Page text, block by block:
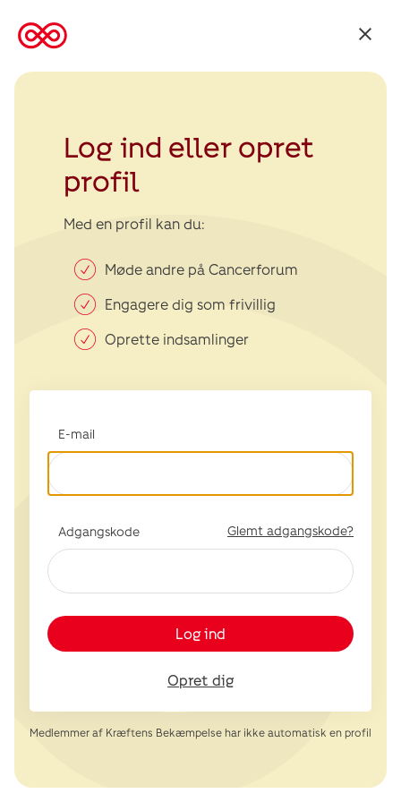
Tilbage
Kræftens
Log ind eller opret
profil
Med en profil kan du:
Møde andre på Cancerforum
Engagere dig som frivillig
Oprette indsamlinger
E-mail
Adgangskode Glemt adgangskode?
Log ind
Opret dig
Medlemmer af Kræftens Bekæmpelse har ikke automatisk en profil